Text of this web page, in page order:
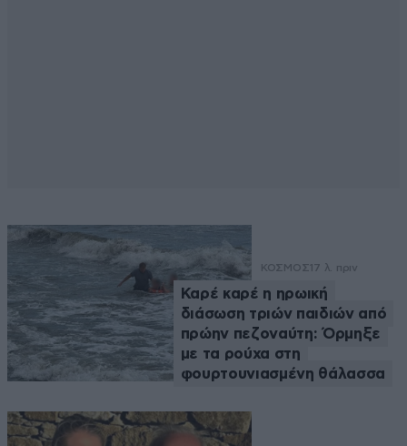
ΚΟΣΜΟΣ 17 λ. πριν
Καρέ καρέ η ηρωική
διάσωση τριών παιδιών από
πρώην πεζοναύτη: Όρμηξε
με τα ρούχα στη
φουρτουνιασμένη θάλασσα